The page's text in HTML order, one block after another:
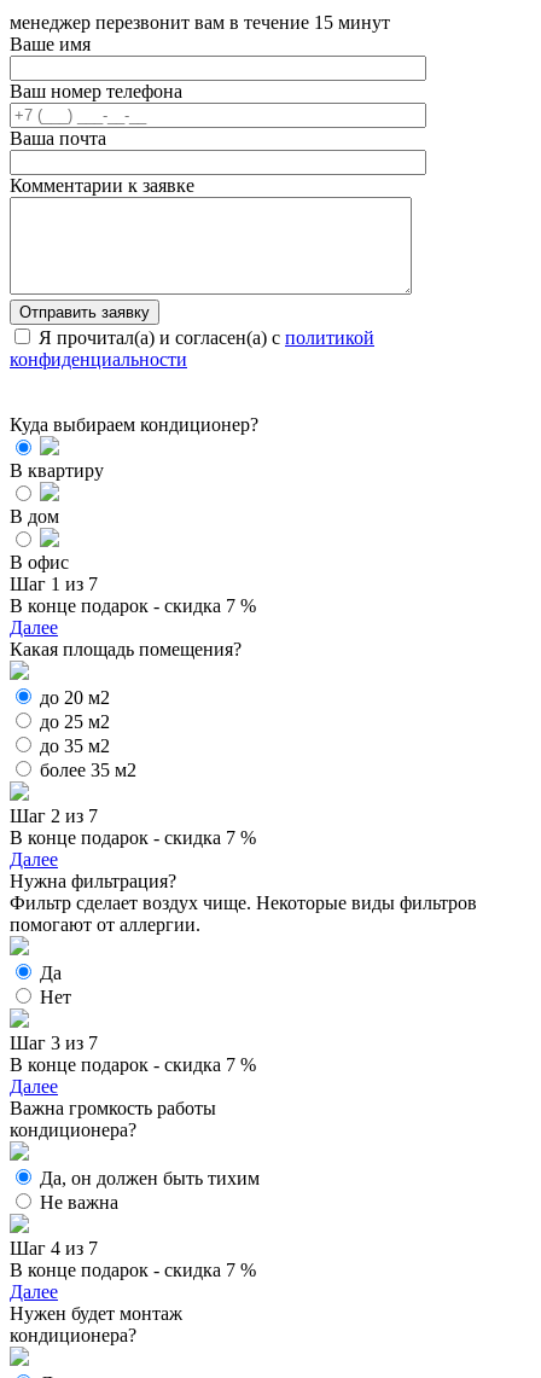
менеджер перезвонит вам в течение 15 минут
Ваше имя
Ваш номер телефона
Ваша почта
Комментарии к заявке
Я прочитал(а) и согласен(а) с политикой
конфиденциальности
Куда выбираем кондиционер?
В квартиру
В дом
В офис
Шаг 1 из 7
В конце подарок - скидка 7 %
Далее
Какая площадь помещения?
до 20 м2
до 25 м2
до 35 м2
более 35 м2
Шаг 2 из 7
В конце подарок - скидка 7 %
Далее
Нужна фильтрация?
Фильтр сделает воздух чище. Некоторые виды фильтров
помогают от аллергии.
Да
Нет
Шаг 3 из 7
В конце подарок - скидка 7 %
Далее
Важна громкость работы
кондиционера?
Да, он должен быть тихим
Не важна
Шаг 4 из 7
В конце подарок - скидка 7 %
Далее
Нужен будет монтаж
кондиционера?